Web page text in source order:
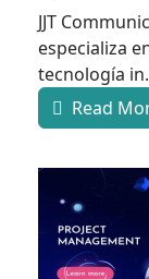
JJT
especializa
tecnología
Read